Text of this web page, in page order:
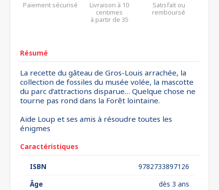
Paiement sécurisé
Livraison à 10
centimes
à partir de 35
Satisfait ou
remboursé
Résumé
La recette du gâteau de Gros-Louis arrachée, la
collection de fossiles du musée volée, la mascotte
du parc d’attractions disparue… Quelque chose ne
tourne pas rond dans la Forêt lointaine.
Aide Loup et ses amis à résoudre toutes les
énigmes
Caractéristiques
ISBN
9782733897126
Âge
dès 3 ans